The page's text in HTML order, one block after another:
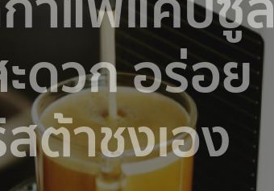
ดวก อร่อย
ต้าชงเอง